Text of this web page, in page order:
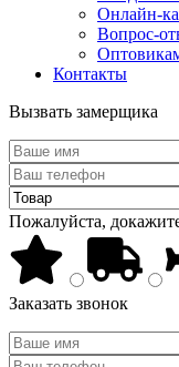
Онлайн-
Вопрос-
Контакты
Вызвать замерщика
Пожалуйста,
Заказать звонок